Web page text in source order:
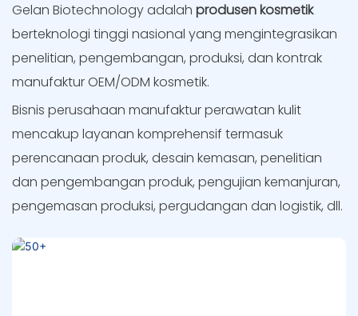
Gelan Biotechnology adalah produsen kosmetik
berteknologi tinggi nasional yang mengintegrasikan
penelitian, pengembangan, produksi, dan kontrak
manufaktur OEM/ODM kosmetik.
Bisnis perusahaan manufaktur perawatan kulit
mencakup layanan komprehensif termasuk
perencanaan produk, desain kemasan, penelitian
dan pengembangan produk, pengujian kemanjuran,
pengemasan produksi, pergudangan dan logistik, dll.